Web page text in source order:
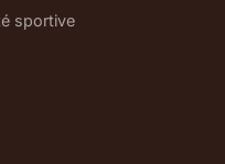
sportive